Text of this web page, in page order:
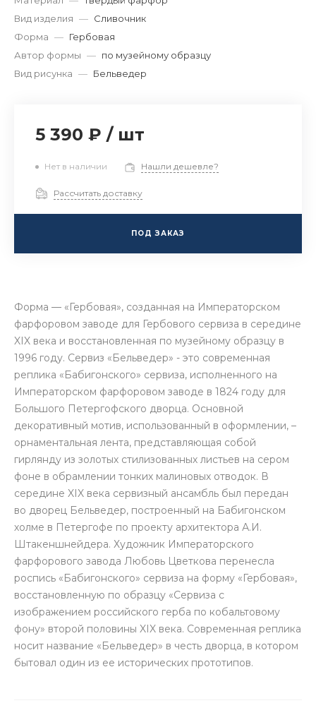
Вид изделия — Сливочник
Форма — Гербовая
Автор формы — по музейному образцу
Вид рисунка — Бельведер
5 390 ₽ / шт
Нет в наличии Нашли дешевле?
Рассчитать доставку
ПОД ЗАКАЗ
Форма — «Гербовая», созданная на Императорском
фарфоровом заводе для Гербового сервиза в середине
XIX века и восстановленная по музейному образцу в
1996 году. Сервиз «Бельведер» - это современная
реплика «Бабигонского» сервиза, исполненного на
Императорском фарфоровом заводе в 1824 году для
Большого Петергофского дворца. Основной
декоративный мотив, использованный в оформлении, –
орнаментальная лента, представляющая собой
гирлянду из золотых стилизованных листьев на сером
фоне в обрамлении тонких малиновых отводок. В
середине XIX века сервизный ансамбль был передан
во дворец Бельведер, построенный на Бабигонском
холме в Петергофе по проекту архитектора А.И.
Штакеншнейдера. Художник Императорского
фарфорового завода Любовь Цветкова перенесла
роспись «Бабигонского» сервиза на форму «Гербовая»,
восстановленную по образцу «Сервиза с
изображением российского герба по кобальтовому
фону» второй половины XIX века. Современная реплика
носит название «Бельведер» в честь дворца, в котором
бытовал один из ее исторических прототипов.